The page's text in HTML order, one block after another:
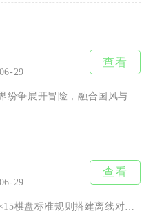
29
查看
风与魔幻美术风格的MMORPG手游。游戏弱化冗
29
查看
线对局环境，脱离网络信号也能随时开启棋类对